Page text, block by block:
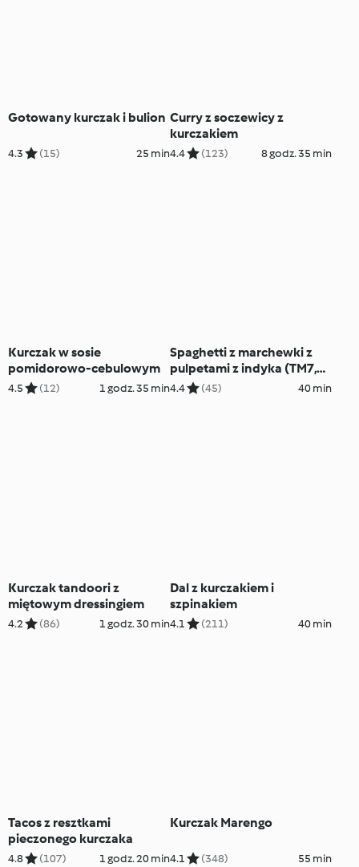
Gotowany kurczak i bulion
4.3 (15) 25 min
Curry z soczewicy z
kurczakiem
4.4 (123) 8 godz. 35 min
Kurczak w sosie
pomidorowo-cebulowym
4.5 (12) 1 godz. 35 min
Spaghetti z marchewki z
pulpetami z indyka (TM7,
TM6)
4.4 (45) 40 min
Kurczak tandoori z
miętowym dressingiem
4.2 (86) 1 godz. 30 min
Dal z kurczakiem i
szpinakiem
4.1 (211) 40 min
Tacos z resztkami
pieczonego kurczaka
4.8 (107) 1 godz. 20 min
Kurczak Marengo
4.1 (348) 55 min